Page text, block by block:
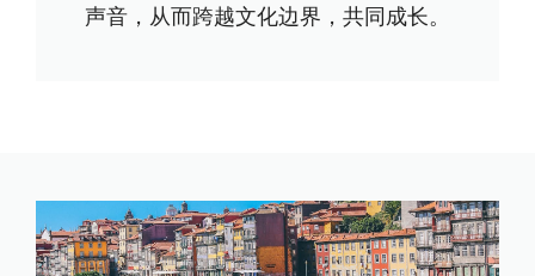
声音，从而跨越文化边界，共同成长。